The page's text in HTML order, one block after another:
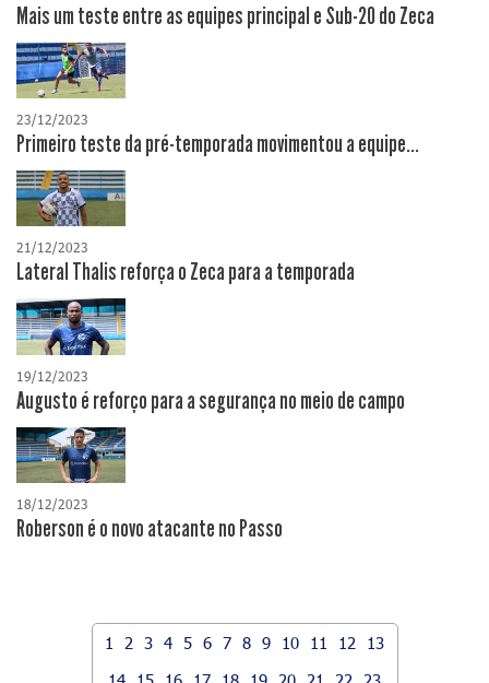
Mais um teste entre as equipes principal e Sub-20 do Zeca
23/12/2023
Primeiro teste da pré-temporada movimentou a equipe...
21/12/2023
Lateral Thalis reforça o Zeca para a temporada
19/12/2023
Augusto é reforço para a segurança no meio de campo
18/12/2023
Roberson é o novo atacante no Passo
1 2 3 4 5 6 7 8 9 10 11 12
13